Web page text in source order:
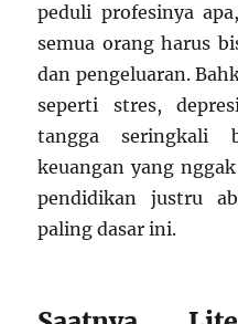
peduli profesinya
semua orang harus
dan pengeluaran.
seperti stres,
tangga seringkali
keuangan yang
pendidikan justru
paling dasar ini.